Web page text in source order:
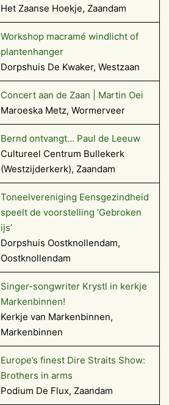
Het Zaanse Hoekje, Zaandam
Workshop macramé windlicht of
plantenhanger
Dorpshuis De Kwaker, Westzaan
Concert aan de Zaan | Martin Oei
Maroeska Metz, Wormerveer
Bernd ontvangt… Paul de Leeuw
Cultureel Centrum Bullekerk
(Westzijderkerk), Zaandam
Toneelvereniging Eensgezindheid
speelt de voorstelling ‘Gebroken
ijs’
Dorpshuis Oostknollendam,
Oostknollendam
Singer-songwriter Krystl in kerkje
Markenbinnen!
Kerkje van Markenbinnen,
Markenbinnen
Europe’s finest Dire Straits Show:
Brothers in arms
Podium De Flux, Zaandam